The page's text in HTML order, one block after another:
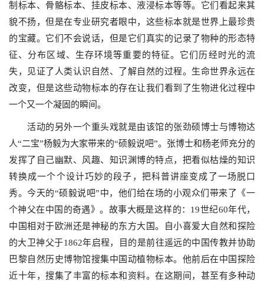
制标本、骨骼标本、挂皮标本、液浸标本等等。它们看起来其
貌不扬，但是在专业研究者眼中，这些标本就是世界上最珍贵
的宝藏。它们不会说话，但是它们真实的记录了物种的形态特
征、分布区域、生存环境等重要的特征。它们历经时光的流
失，见证了人类认识自然、了解自然的过程。生命世界永远在
改变，但是这些动物标本的存在让我们看到了生物进化过程中
一个又一个凝固的瞬间。
活动的另外一个重头戏就是由该馆的张劲硕博士与博物达
人“二宝”杨毅为大家带来的“硕毅说吧”。张博士和杨老师充分的
发挥了自己幽默、风趣、知识渊博的特点，把看似枯燥的知识
转换成一个个设计巧妙的段子，把科普讲座变成了一场脱口
秀。今天的“硕毅说吧”中，他们给在场的小观众们带来了《一
个神父在中国的奇遇》。故事大概是这样的：19世纪60年代，
中国相对于欧洲还是神秘的东方大国。自小喜爱大自然和探险
的大卫神父于1862年启程，目的是前往遥远的中国传教并协助
巴黎自然历史博物馆搜集中国动植物标本。他前后在中国探险
近十年，搜集了丰富的标本和资料。在这期间，甚至有多种动